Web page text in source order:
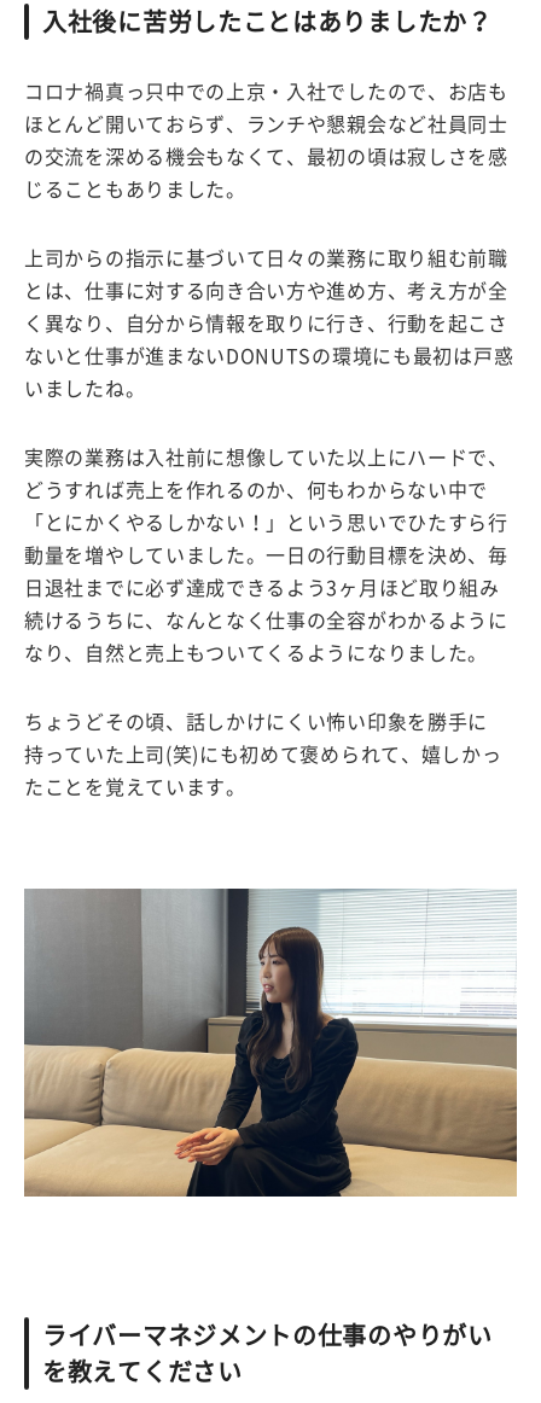
入社後に苦労したことはありましたか？
コロナ禍真っ只中での上京・入社でしたので、お店も
ほとんど開いておらず、ランチや懇親会など社員同士
の交流を深める機会もなくて、最初の頃は寂しさを感
じることもありました。
上司からの指示に基づいて日々の業務に取り組む前職
とは、仕事に対する向き合い方や進め方、考え方が全
く異なり、自分から情報を取りに行き、行動を起こさ
ないと仕事が進まないDONUTSの環境にも最初は戸惑
いましたね。
実際の業務は入社前に想像していた以上にハードで、
どうすれば売上を作れるのか、何もわからない中で
「とにかくやるしかない！」という思いでひたすら行
動量を増やしていました。一日の行動目標を決め、毎
日退社までに必ず達成できるよう3ヶ月ほど取り組み
続けるうちに、なんとなく仕事の全容がわかるように
なり、自然と売上もついてくるようになりました。
ちょうどその頃、話しかけにくい怖い印象を勝手に
持っていた上司(笑)にも初めて褒められて、嬉しかっ
たことを覚えています。
ライバーマネジメントの仕事のやりがい
を教えてください